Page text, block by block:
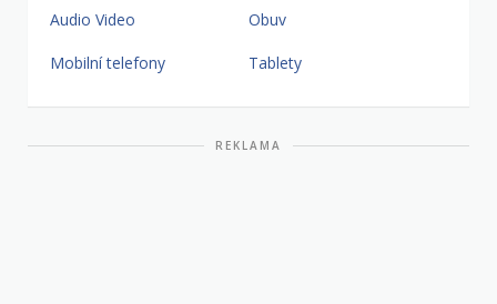
Audio Video Obuv
Mobilní telefony Tablety
REKLAMA